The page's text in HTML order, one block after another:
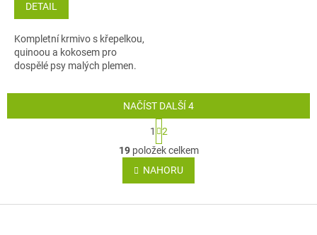
DETAIL
Kompletní krmivo s křepelkou,
quinoou a kokosem pro
dospělé psy malých plemen.
O
v
l
á
NAČÍST DALŠÍ 4
t
r
á
n
k
v
1
2
19položek celkem
NAHORU